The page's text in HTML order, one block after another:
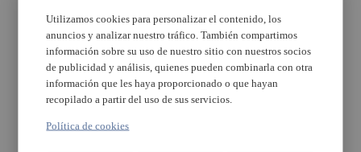
Puçol continúa entre
las cuatro poblaciones
valencianas con más
donantes de sangre
Utilizamos cookies para personalizar el contenido, los
anuncios y analizar nuestro tráfico. También compartimos
información sobre su uso de nuestro sitio con nuestros socios
de publicidad y análisis, quienes pueden combinarla con otra
información que les haya proporcionado o que hayan
recopilado a partir del uso de sus servicios.
Política de cookies